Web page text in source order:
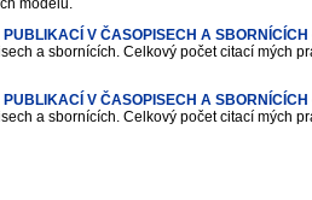
modelů.
V ČASOPISECH A SBORNÍCÍCH
a sbornících. Celkový počet citací mých
V ČASOPISECH A SBORNÍCÍCH
a sbornících. Celkový počet citací mých